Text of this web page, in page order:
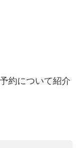
約について紹介